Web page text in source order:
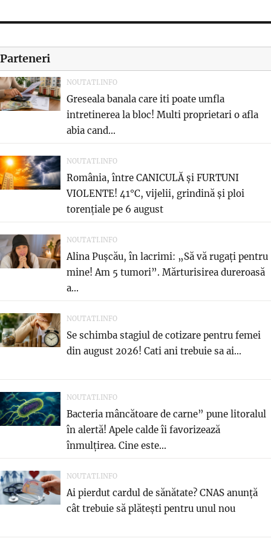
Parteneri
NOUTATI.INFO
Greseala banala care iti poate umfla
intretinerea la bloc! Multi proprietari o afla
abia cand...
NOUTATI.INFO
România, între CANICULĂ și FURTUNI
VIOLENTE! 41°C, vijelii, grindină și ploi
torențiale pe 6 august
NOUTATI.INFO
Alina Pușcău, în lacrimi: „Să vă rugați pentru
mine! Am 5 tumori”. Mărturisirea dureroasă
a...
NOUTATI.INFO
Se schimba stagiul de cotizare pentru femei
din august 2026! Cati ani trebuie sa ai...
NOUTATI.INFO
Bacteria mâncătoare de carne” pune litoralul
în alertă! Apele calde îi favorizează
înmulțirea. Cine este...
NOUTATI.INFO
Ai pierdut cardul de sănătate? CNAS anunță
cât trebuie să plătești pentru unul nou